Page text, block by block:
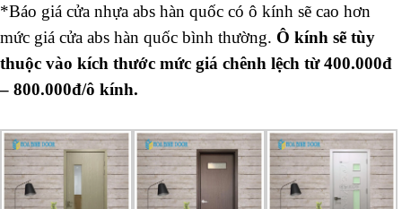
*Báo giá cửa nhựa abs hàn quốc có ô kính sẽ cao hơn
mức giá cửa abs hàn quốc bình thường. Ô kính sẽ tùy
thuộc vào kích thước mức giá chênh lệch từ 400.000đ
– 800.000đ/ô kính.